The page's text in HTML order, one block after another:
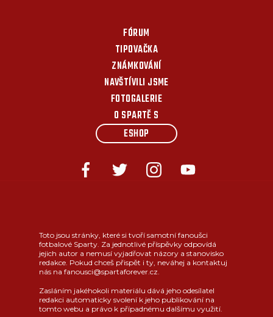
FÓRUM
TIPOVAČKA
ZNÁMKOVÁNÍ
NAVŠTÍVILI JSME
FOTOGALERIE
O SPARTĚ S
ESHOP
Toto jsou stránky, které si tvoří samotní fanoušci
fotbalové Sparty. Za jednotlivé příspěvky odpovídá
jejich autor a nemusí vyjadřovat názory a stanovisko
redakce. Pokud chceš přispět i ty, neváhej a kontaktuj
nás na fanousci@spartaforever.cz.
Zasláním jakéhokoli materiálu dává jeho odesílatel
redakci automaticky svolení k jeho publikování na
tomto webu a právo k případnému dalšímu využití.